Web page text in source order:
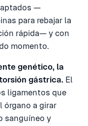
—
para rebajar la
rápida— y con
momento.
genético, la
gástrica. El
ligamentos que
órgano a girar
sanguíneo y